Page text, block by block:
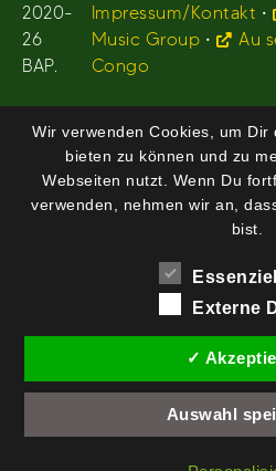
2020-
26
BAP.
Impressum/Kontakt •
Music Group •
Au
Congo
Wir verwenden Cookies, um
bieten zu können und zu
Webseiten nutzt. Wenn Du
verwenden, nehmen wir an,
bist.
Essenziell
Externe
✓
Auswahl